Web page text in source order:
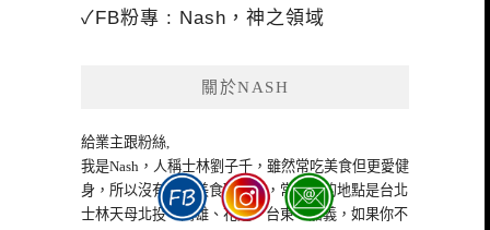
✓FB粉專 : Nash，神之領域
關於NASH
給業主跟粉絲,
我是Nash，人稱士林劉子千，雖然常吃美食但更愛健
身，所以沒有什麼美食職業病，常出沒的地點是台北
士林天母北投、高雄、花蓮、台東、嘉義，如果你不